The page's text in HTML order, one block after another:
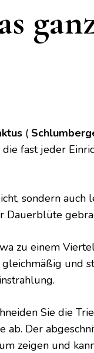
(
fast jeder
sondern auch
Dauerblüte
zu einem
und
Sie die
ab. Der
zeigen und